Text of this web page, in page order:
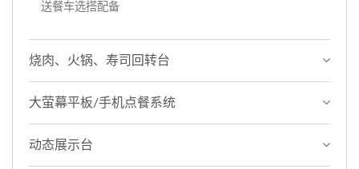
送餐车选搭配备
烧肉、火锅、寿司回转台
大萤幕平板/手机点餐系统
动态展示台